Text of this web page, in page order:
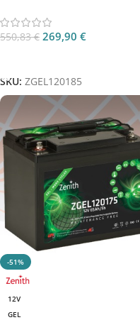
550,83€ 269,90 €
SKU: ZGEL120185
-51%
12V
GEL